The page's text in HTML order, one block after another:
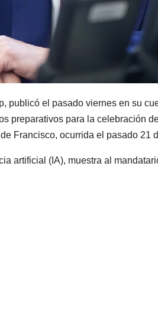
publicó el pasado viernes en su
preparativos para la celebración
Francisco, ocurrida el pasado 21
artificial (IA), muestra al